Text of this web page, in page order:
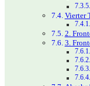
Vierter
2.
3.